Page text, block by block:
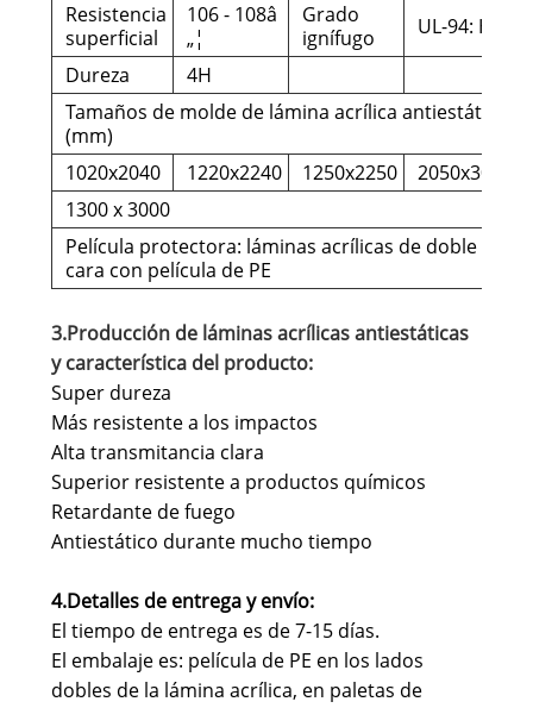
Resistencia
superficial
106 - 108â
„¦
Grado
ignífugo
UL-94: HB
Dureza
4H
Tamaños de molde de lámina acrílica antiestática
(mm)
1020x2040
1220x2240 1250x2250
2050x3050
1300 x 3000
Película protectora: láminas acrílicas de doble
cara con película de PE
3.Producción de láminas acrílicas antiestáticas
y característica del producto:
Super dureza
Más resistente a los impactos
Alta transmitancia clara
Superior resistente a productos químicos
Retardante de fuego
Antiestático durante mucho tiempo
4.Detalles de entrega y envío:
El tiempo de entrega es de 7-15 días.
El embalaje es: película de PE en los lados
dobles de la lámina acrílica, en paletas de